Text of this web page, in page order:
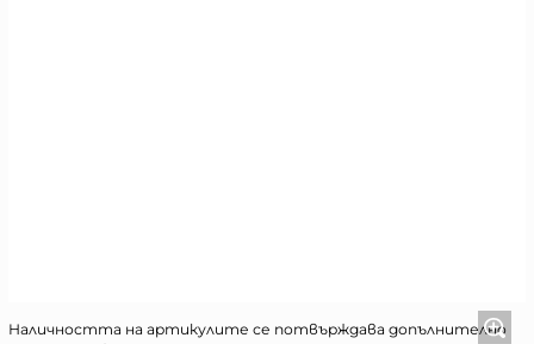
Наличността на артикулите се потвърждава допълнително